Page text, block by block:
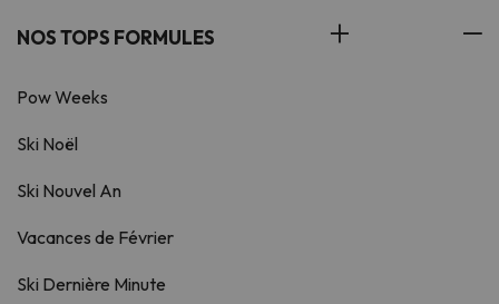
NOS TOPS FORMULES
Pow Weeks
Ski Noël
Ski Nouvel An
Vacances de Février
Ski Dernière Minute